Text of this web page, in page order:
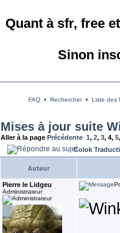
Quant à sfr, free
Sinon
FAQ • Rechercher• Liste des
Mises à jour suite
Aller à la page Précédente 1, 2, 3, 4, 5
Colok
Auteur
Pierre le Lidgeu
Administrateur